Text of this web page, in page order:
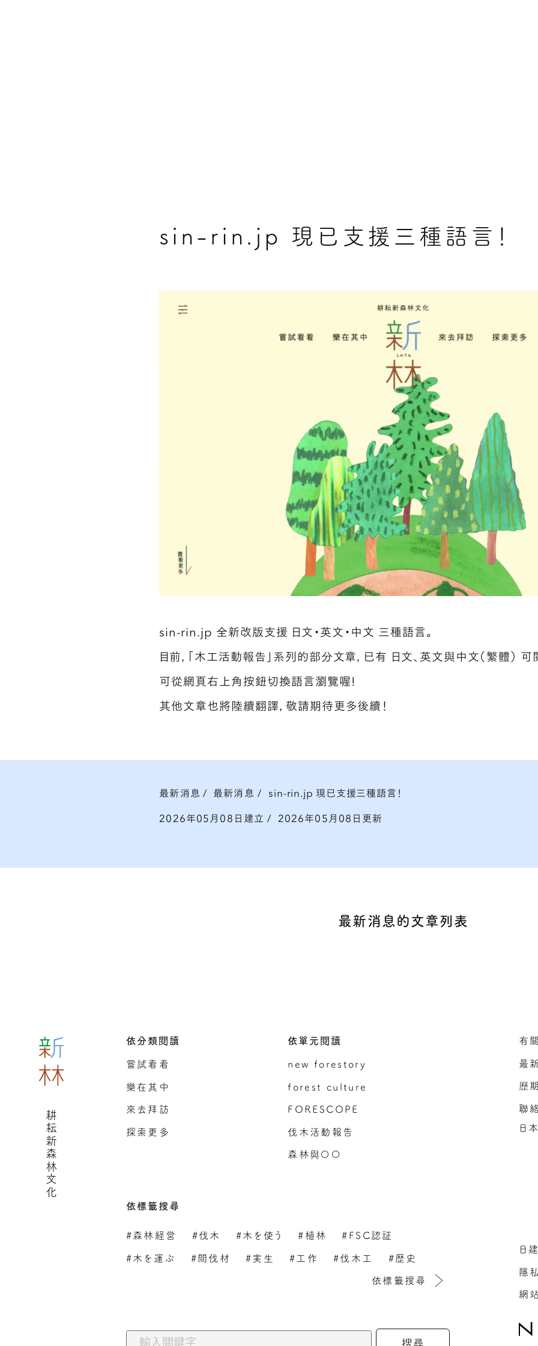
sin-rin.jp 現已支援三種語言！
sin-rin.jp 全新改版支援 日文・英文・中文 三種語言。
目前，「木工活動報告」系列的部分文章，已有 日文、英文與中文（繁體） 可
可從網頁右上角按鈕切換語言瀏覽喔!
其他文章也將陸續翻譯，敬請期待更多後續！
最新消息 / 最新消息 / sin-rin.jp 現已支援三種語言！
2026年05月08日建立 / 2026年05月08日更新
最新消息的文章列表
耕耘新森林文化
依分類閱讀
嘗試看看
樂在其中
來去拜訪
探索更多
依單元閱讀
new forestory
forest culture
FORESCOPE
伐木活動報告
森林與〇〇
依標籤搜尋
#森林経営 #伐木 #木を使う #植林
#FSC認証
#木を運ぶ
#間伐材 #実生 #工作 #伐木工
#歴史
依標籤搜尋
依關鍵字搜尋:
有
最
歷
聯
日
日
隱
網